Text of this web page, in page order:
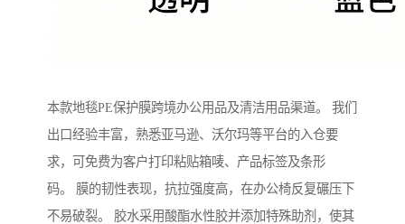
本款地毯PE保护膜跨境办公用品及清洁用品渠道。 我们
出口经验丰富，熟悉亚马逊、沃尔玛等平台的入仓要
求，可免费为客户打印粘贴箱唛、产品标签及条形
码。 膜的韧性表现，抗拉强度高，在办公椅反复碾压下
不易破裂。 胶水采用酸酯水性胶并添加特殊助剂，使其